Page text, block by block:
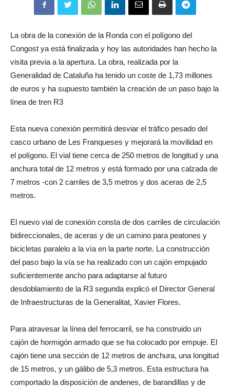
La obra de la conexión de la Ronda con el polígono del
Congost ya está finalizada y hoy las autoridades han hecho la
visita previa a la apertura. La obra, realizada por la
Generalidad de Cataluña ha tenido un coste de 1,73 millones
de euros y ha supuesto también la creación de un paso bajo la
línea de tren R3
Esta nueva conexión permitirá desviar el tráfico pesado del
casco urbano de Les Franqueses y mejorará la movilidad en
el polígono. El vial tiene cerca de 250 metros de longitud y una
anchura total de 12 metros y está formado por una calzada de
7 metros -con 2 carriles de 3,5 metros y dos aceras de 2,5
metros.
El nuevo vial de conexión consta de dos carriles de circulación
bidireccionales, de aceras y de un camino para peatones y
bicicletas paralelo a la vía en la parte norte. La construcción
del paso bajo la vía se ha realizado con un cajón empujado
suficientemente ancho para adaptarse al futuro
desdoblamiento de la R3 segunda explicó el Director General
de Infraestructuras de la Generalitat, Xavier Flores.
Para atravesar la línea del ferrocarril, se ha construido un
cajón de hormigón armado que se ha colocado por empuje. El
cajón tiene una sección de 12 metros de anchura, una longitud
de 15 metros, y un gálibo de 5,3 metros. Esta estructura ha
comportado la disposición de andenes, de barandillas y de